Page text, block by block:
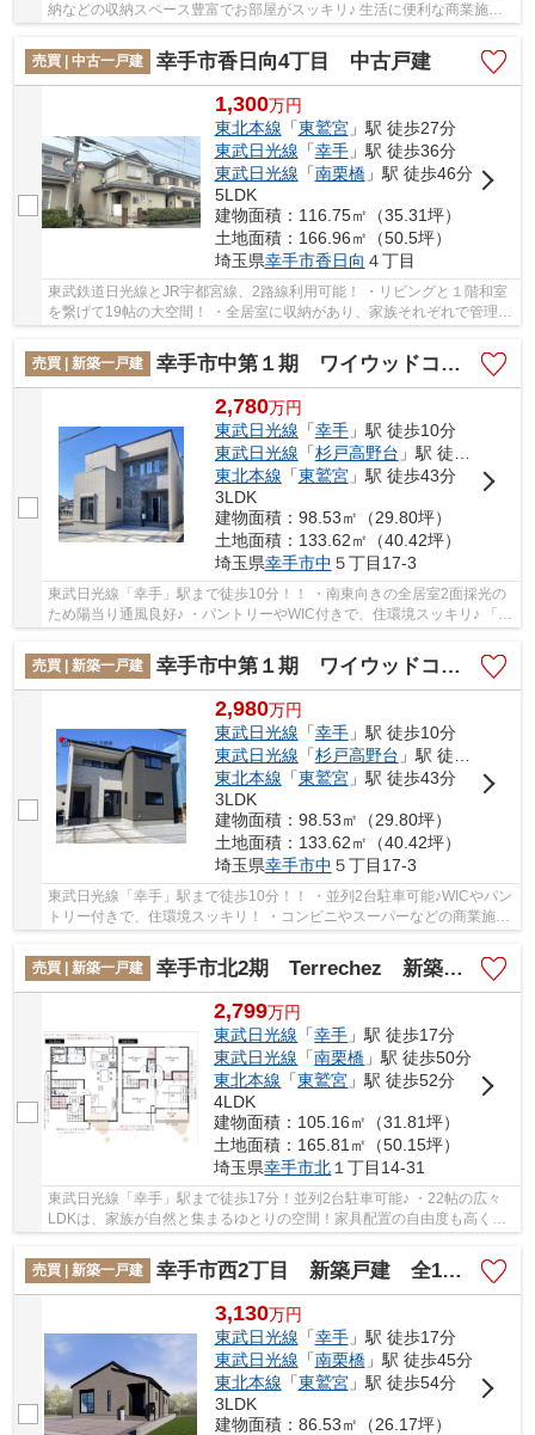
納などの収納スペース豊富でお部屋がスッキリ♪ 生活に便利な商業施設
売買 | 中古一戸建
幸手市香日向4丁目 中古戸建
1,300万円
東北本線 「東鷲宮」駅 徒歩27分
東武日光線 「幸手」駅 徒歩36分
東武日光線 「南栗橋」駅 徒歩46分
5LDK
建物面積：116.75㎡（35.31坪）
土地面積：166.96㎡（50.5坪）
埼玉県幸手市香日向 ４丁目
東武鉄道日光線とJR宇都宮線、2路線利用可能！ ・リビングと１階和室
を繋げて19帖の大空間！ ・全居室に収納があり、家族それぞれで管理で
売買 | 新築一戸建
幸手市中第１期 ワイウッドコート 新築戸建 全3棟 1号棟
2,780万円
東武日光線 「幸手」駅 徒歩10分
東武日光線 「杉戸高野台 」駅 徒歩41分
東北本線 「東鷲宮」駅 徒歩43分
3LDK
建物面積：98.53㎡（29.80坪）
土地面積：133.62㎡（40.42坪）
埼玉県幸手市中 ５丁目17-3
東武日光線「幸手」駅まで徒歩10分！！ ・南東向きの全居室2面採光の
ため陽当り通風良好♪ ・パントリーやWIC付きで、住環境スッキリ♪ 「今
売買 | 新築一戸建
幸手市中第１期 ワイウッドコート 新築戸建 全3棟 2号棟
2,980万円
東武日光線 「幸手」駅 徒歩10分
東武日光線 「杉戸高野台 」駅 徒歩41分
東北本線 「東鷲宮」駅 徒歩43分
3LDK
建物面積：98.53㎡（29.80坪）
土地面積：133.62㎡（40.42坪）
埼玉県幸手市中 ５丁目17-3
東武日光線「幸手」駅まで徒歩10分！！ ・並列2台駐車可能♪WICやパン
トリー付きで、住環境スッキリ！ ・コンビニやスーパーなどの商業施設
が徒歩圏内♪ 「今から見たい」大歓迎です。...
売買 | 新築一戸建
幸手市北2期 Terrechez 新築戸建 全2棟 1号棟
2,799万円
東武日光線 「幸手 」駅 徒歩17分
東武日光線 「南栗橋 」駅 徒歩50分
東北本線 「東鷲宮 」駅 徒歩52分
4LDK
建物面積：105.16㎡（31.81坪）
土地面積：165.81㎡（50.15坪）
埼玉県幸手市北 １丁目14-31
東武日光線「幸手」駅まで徒歩17分！並列2台駐車可能♪ ・22帖の広々
LDKは、家族が自然と集まるゆとりの空間！家具配置の自由度も高く、
理想の住まいづくりが叶います！ ・SIC付きの全...
売買 | 新築一戸建
幸手市西2丁目 新築戸建 全1棟 1号棟
3,130万円
東武日光線 「幸手」駅 徒歩17分
東武日光線 「南栗橋」駅 徒歩45分
東北本線 「東鷲宮」駅 徒歩54分
3LDK
建物面積：86.53㎡（26.17坪）